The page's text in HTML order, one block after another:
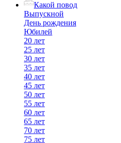
Какой повод
Выпускной
День рождения
Юбилей
20 лет
25 лет
30 лет
35 лет
40 лет
45 лет
50 лет
55 лет
60 лет
65 лет
70 лет
75 лет